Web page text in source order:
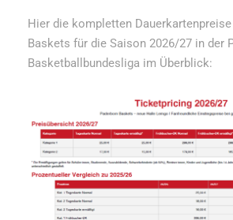
Hier die kompletten
Baskets für die Saison 2026/27 in der
Basketballbundesliga im Überblick: